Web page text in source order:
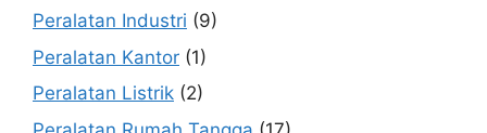
Peralatan Industri (9)
Peralatan Kantor (1)
Peralatan Listrik (2)